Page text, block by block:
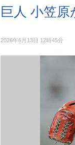
巨人 小笠
2026年6月13日 12時45分